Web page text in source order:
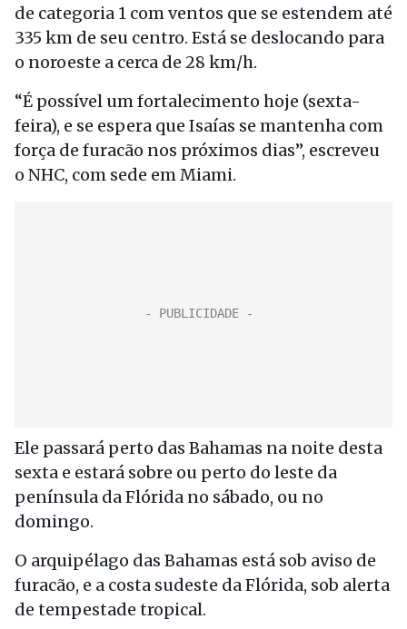
de categoria 1 com ventos que se estendem até
335 km de seu centro. Está se deslocando para
o noroeste a cerca de 28 km/h.
“É possível um fortalecimento hoje (sexta-
feira), e se espera que Isaías se mantenha com
força de furacão nos próximos dias”, escreveu
o NHC, com sede em Miami.
Ele passará perto das Bahamas na noite desta
sexta e estará sobre ou perto do leste da
península da Flórida no sábado, ou no
domingo.
O arquipélago das Bahamas está sob aviso de
furacão, e a costa sudeste da Flórida, sob alerta
de tempestade tropical.